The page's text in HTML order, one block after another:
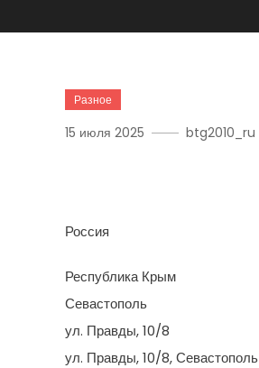
Разное
15 июля 2025 btg2010_ru
Россия
Республика Крым
Севастополь
ул. Правды, 10/8
ул. Правды, 10/8, Севастополь